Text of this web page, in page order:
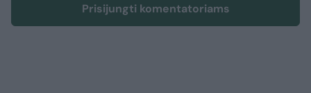
Prisijungti komentatoriams